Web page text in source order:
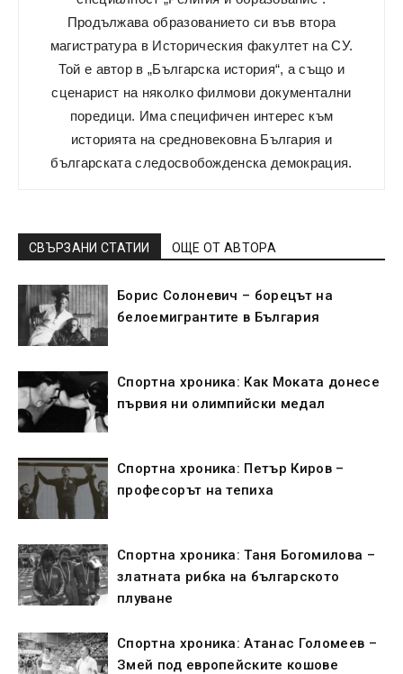
Продължава образованието си във втора
магистратура в Историческия факултет на СУ.
Той е автор в „Българска история“, а също и
сценарист на няколко филмови документални
поредици. Има специфичен интерес към
историята на средновековна България и
българската следосвобожденска демокрация.
СВЪРЗАНИ СТАТИИ ОЩЕ ОТ АВТОРА
Борис Солоневич – борецът на
белоемигрантите в България
Спортна хроника: Как Моката донесе
първия ни олимпийски медал
Спортна хроника: Петър Киров –
професорът на тепиха
Спортна хроника: Таня Богомилова –
златната рибка на българското
плуване
Спортна хроника: Атанас Голомеев –
Змей под европейските кошове